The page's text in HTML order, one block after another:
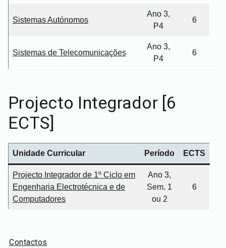
Sistemas Autónomos
Ano 3,
P4
6
Sistemas de Telecomunicações
Ano 3,
P4
6
Projecto Integrador [6
ECTS]
Unidade Curricular Período ECTS
Projecto Integrador de 1º Ciclo em
Engenharia Electrotécnica e de
Computadores
Ano 3,
Sem. 1
ou 2
6
Contactos